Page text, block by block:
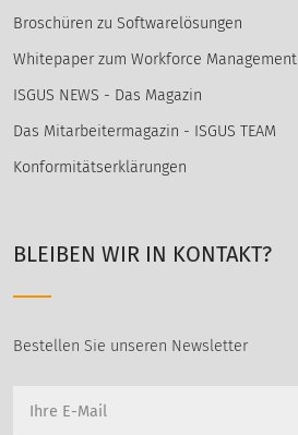
Broschüren zu Softwarelösungen
Whitepaper zum Workforce Management
ISGUS NEWS - Das Magazin
Das Mitarbeitermagazin - ISGUS TEAM
Konformitätserklärungen
BLEIBEN WIR IN KONTAKT?
Bestellen Sie unseren Newsletter